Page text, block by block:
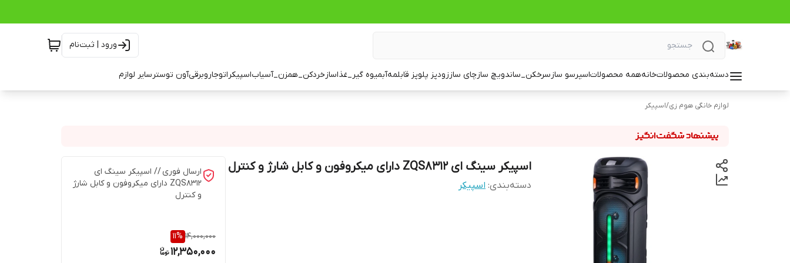
ورود | ثبت‌نام
دسته‌بندی محصولاتخانههمه محصولاتاسپرسو سازسرخکن_ساندویچ سازچای ساززودپز پلوپز قابلمهآبمیوه گیر_غذاسازخردکن_همزن_آسیاباسپیکراتوجاروبرقیآون توسترسایر لوازم
لوازم خانگی هوم زی/اسپیکر
اسپیکر سینگ ای ZQS8312 دارای میکروفون و کابل شارژ و کنترل
دسته‌بندی: اسپیکر
ارسال فوری // اسپیکر سینگ ای
ZQS8312 دارای میکروفون و کابل شارژ
و کنترل
14,000,000
11%
12,350,000